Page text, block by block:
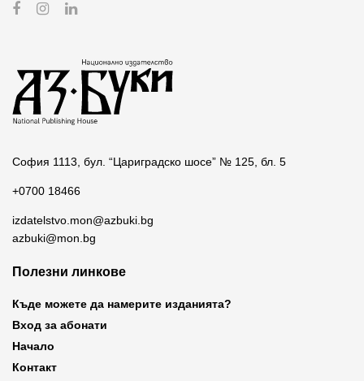
София 1113, бул. “Цариградско шосе” № 125, бл. 5
+0700 18466
izdatelstvo.mon@azbuki.bg
azbuki@mon.bg
Полезни линкове
Къде можете да намерите изданията?
Вход за абонати
Начало
Контакт